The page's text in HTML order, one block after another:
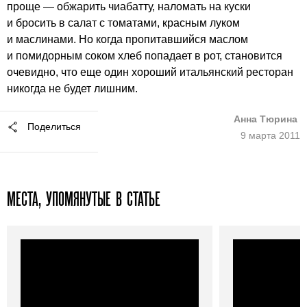
проще — обжарить чиабатту, наломать на куски
и бросить в салат с томатами, красным луком
и маслинами. Но когда пропитавшийся маслом
и помидорным соком хлеб попадает в рот, становится
очевидно, что еще один хороший итальянский ресторан
никогда не будет лишним.
Поделиться
Анна Тюрина
9 марта 2011
МЕСТА, УПОМЯНУТЫЕ В СТАТЬЕ